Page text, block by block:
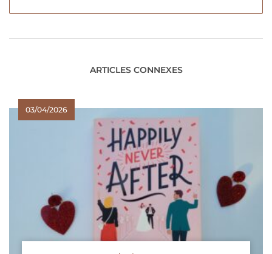
ARTICLES CONNEXES
03/04/2026